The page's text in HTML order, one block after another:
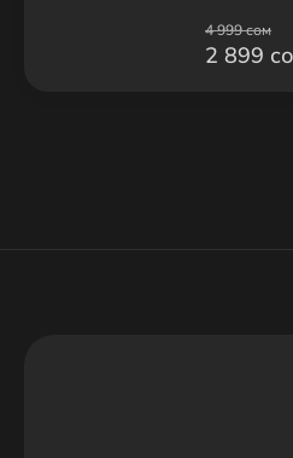
4 999 сом
2 899